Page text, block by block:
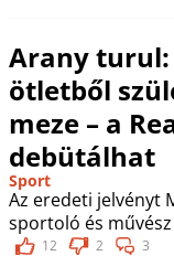
Arany
ötletből
meze – a
debütálhat
Sport
Az eredeti jelvényt
sportoló és
12 2 3